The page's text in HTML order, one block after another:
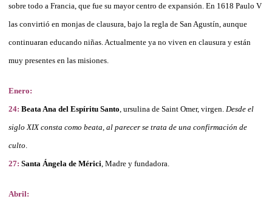
sobre todo a Francia, que fue su mayor centro de expansión. En 1618 Paulo V
las convirtió en monjas de clausura, bajo la regla de San Agustín, aunque
continuaran educando niñas. Actualmente ya no viven en clausura y están
muy presentes en las misiones.
Enero:
24: Beata Ana del Espíritu Santo , ursulina de Saint Omer, virgen. Desde el
siglo XIX consta como beata, al parecer se trata de una confirmación de
culto
27: Santa Ángela de Mérici , Madre y fundadora.
Abril: